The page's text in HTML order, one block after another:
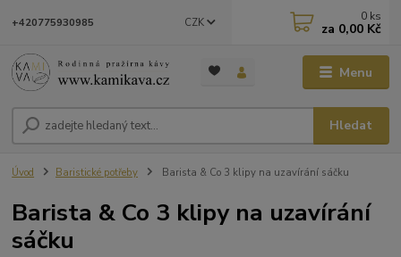
Menu
CZK
Hledat
+420775930985 0 ks
za 0,00 Kč
Úvod Baristické potřeby Barista & Co 3 klipy na uzavírání sáčku
Barista & Co 3 klipy na uzavírání
sáčku